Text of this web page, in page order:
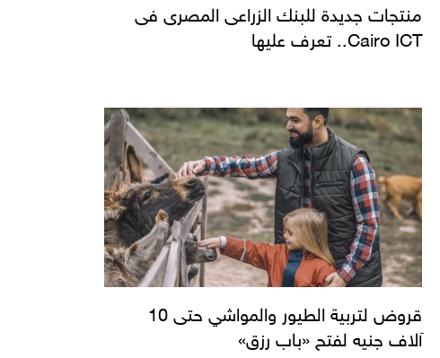
منتجات جديدة للبنك الزراعى المصرى فى
Cairo ICT.. تعرف عليها
قروض لتربية الطيور والمواشي حتى 10
آلاف جنيه لفتح «باب رزق»